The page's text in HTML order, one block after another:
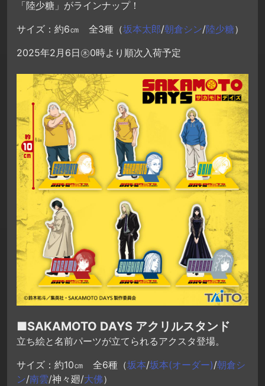
「陸少糖」がラインナップ！
サイズ：約6㎝ 全3種（坂本太郎/朝倉シン/陸少糖）
2025年2月6日㊍0時より順次入荷予定
■SAKAMOTO DAYS アクリルスタンド
立ち絵と名前パーツが立てられるアクスタ登場。
サイズ：約10㎝ 全6種（坂本/坂本(オーダー)/朝倉シ
ン/南雲/神々廻/大佛）